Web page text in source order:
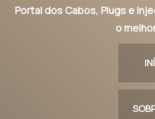
Portal dos Cabos, Plugs e
o